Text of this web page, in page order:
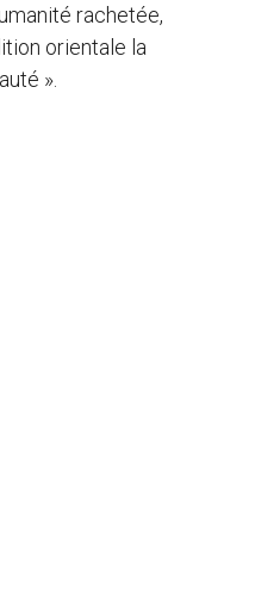
rachetée,
orientale la
».